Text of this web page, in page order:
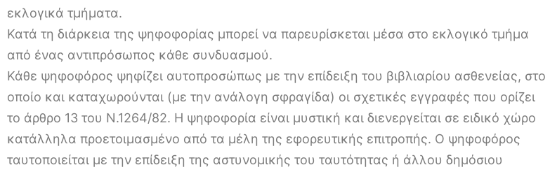
εκλογικά τμήματα.
Κατά τη διάρκεια της ψηφοφορίας μπορεί να παρευρίσκεται μέσα στο εκλογικό τμήμα
από ένας αντιπρόσωπος κάθε συνδυασμού.
Κάθε ψηφοφόρος ψηφίζει αυτοπροσώπως με την επίδειξη του βιβλιαρίου ασθενείας, στο
οποίο και καταχωρούνται (με την ανάλογη σφραγίδα) οι σχετικές εγγραφές που ορίζει
το άρθρο 13 του Ν.1264/82. Η ψηφοφορία είναι μυστική και διενεργείται σε ειδικό χώρο
κατάλληλα προετοιμασμένο από τα μέλη της εφορευτικής επιτροπής. Ο ψηφοφόρος
ταυτοποιείται με την επίδειξη της αστυνομικής του ταυτότητας ή άλλου δημόσιου